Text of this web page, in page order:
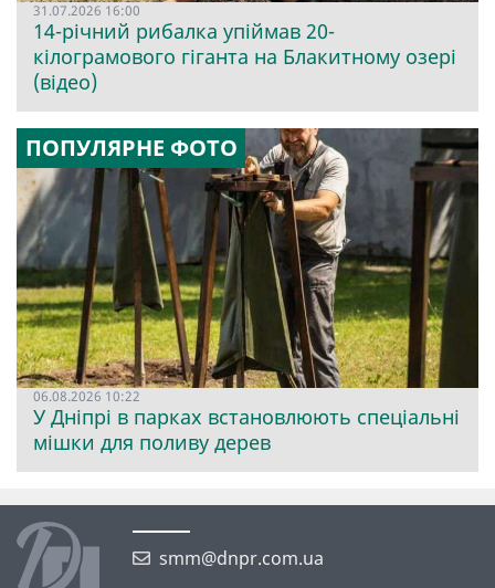
31.07.2026 16:00
14-річний рибалка упіймав 20-
кілограмового гіганта на Блакитному озері
(відео)
ПОПУЛЯРНЕ ФОТО
06.08.2026 10:22
У Дніпрі в парках встановлюють спеціальні
мішки для поливу дерев
smm@dnpr.com.ua